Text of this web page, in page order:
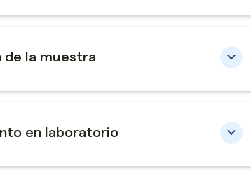
de la muestra
en laboratorio